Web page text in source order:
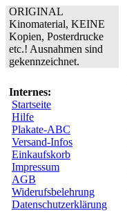
ORIGINAL
Kinomaterial, KEINE
Kopien, Posterdrucke
etc.! Ausnahmen sind
gekennzeichnet.
Internes:
Startseite
Hilfe
Plakate-ABC
Versand-Infos
Einkaufskorb
Impressum
AGB
Widerufsbelehrung
Datenschutzerklärung